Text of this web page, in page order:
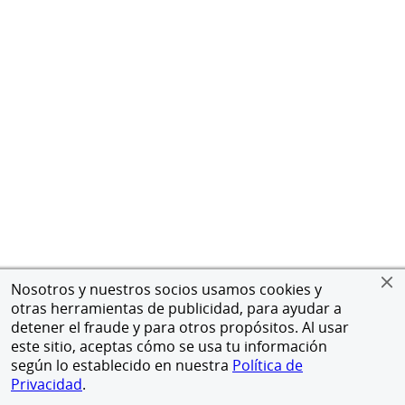
Nosotros y nuestros socios usamos cookies y
otras herramientas de publicidad, para ayudar a
detener el fraude y para otros propósitos. Al usar
este sitio, aceptas cómo se usa tu información
según lo establecido en nuestra Política de
Privacidad.